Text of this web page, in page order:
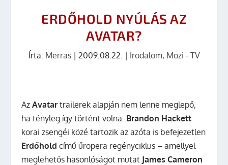
ERDŐHOLD NYÚLÁS AZ
AVATAR?
Írta: Merras| 2009.08.22. | Irodalom, Mozi - TV
AzAvatar trailerek alapján nem lenne meglepő,
ha tényleg így történt volna. Brandon Hackett
korai zsengéi közé tartozik az azóta is befejezetlen
Erdőhold című űropera regényciklus – amellyel
meglehetős hasonlóságot mutat James Cameron